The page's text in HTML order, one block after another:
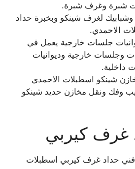
شبرة وغرف شبرة.
لغرف شينكو وبخبرة حداد
الاحمدي.
جلسات خارجية يعمل في
وجلسات خارجية وديوانيات
داخلية.
شينكو اسطبلات الاحمدي
وفك ونقل مخازن حديد شينكو
غرف كيربي
حداد غرف كيربي اسطبلات